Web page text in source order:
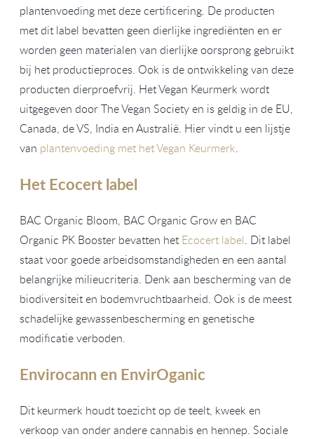
plantenvoeding met deze certificering. De producten
met dit label bevatten geen dierlijke ingrediënten en er
worden geen materialen van dierlijke oorsprong gebruikt
bij het productieproces. Ook is de ontwikkeling van deze
producten dierproefvrij. Het Vegan Keurmerk wordt
uitgegeven door The Vegan Society en is geldig in de EU,
Canada, de VS, India en Australië. Hier vindt u een lijstje
van plantenvoeding met het Vegan Keurmerk.
Het Ecocert label
BAC Organic Bloom, BAC Organic Grow en BAC
Organic PK Booster bevatten hetEcocert label. Dit label
staat voor goede arbeidsomstandigheden en een aantal
belangrijke milieucriteria. Denk aan bescherming van de
biodiversiteit en bodemvruchtbaarheid. Ook is de meest
schadelijke gewassenbescherming en genetische
modificatie verboden.
Envirocann en EnvirOganic
Dit keurmerk houdt toezicht op de teelt, kweek en
verkoop van onder andere cannabis en hennep. Sociale